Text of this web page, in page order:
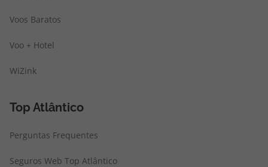
Voos Baratos
Voo + Hotel
WiZink
Top Atlântico
Perguntas Frequentes
Seguros Web Top Atlântico